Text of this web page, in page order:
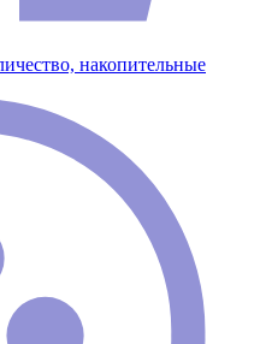
накопительные